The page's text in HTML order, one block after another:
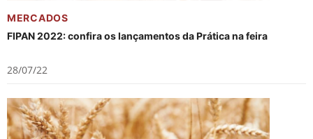
MERCADOS
FIPAN 2022: confira os lançamentos da Prática na feira
28/07/22